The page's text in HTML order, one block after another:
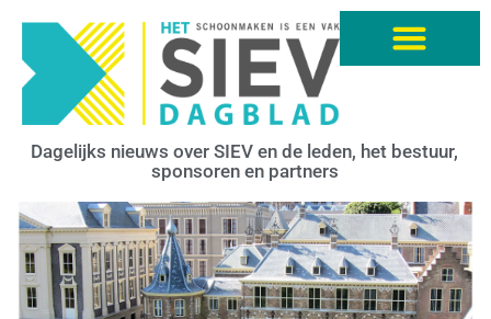
Dagelijks nieuws over SIEV en de leden, het bestuur,
sponsoren en partners